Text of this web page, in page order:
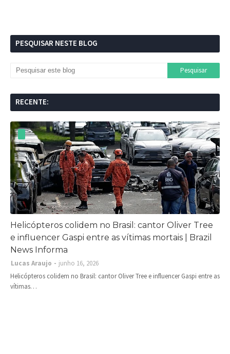
PESQUISAR NESTE BLOG
RECENTE:
Helicópteros colidem no Brasil: cantor Oliver Tree
e influencer Gaspi entre as vítimas mortais | Brazil
News Informa
Lucas Araujo
junho 16, 2026
Helicópteros colidem no Brasil: cantor Oliver Tree e influencer Gaspi entre as
vítimas…